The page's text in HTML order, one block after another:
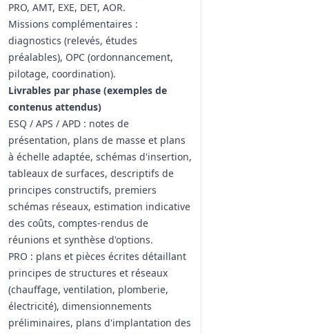
PRO, AMT, EXE, DET, AOR.
Missions complémentaires :
diagnostics (relevés, études
préalables), OPC (ordonnancement,
pilotage, coordination).
Livrables par phase (exemples de
contenus attendus)
ESQ / APS / APD : notes de
présentation, plans de masse et plans
à échelle adaptée, schémas d'insertion,
tableaux de surfaces, descriptifs de
principes constructifs, premiers
schémas réseaux, estimation indicative
des coûts, comptes‑rendus de
réunions et synthèse d'options.
PRO : plans et pièces écrites détaillant
principes de structures et réseaux
(chauffage, ventilation, plomberie,
électricité), dimensionnements
préliminaires, plans d'implantation des